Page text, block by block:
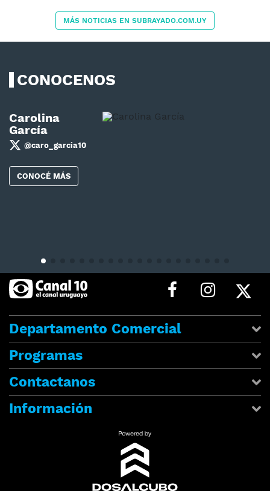
MÁS NOTICIAS EN SUBRAYADO.COM.UY
CONOCENOS
Carolina
García
@caro_garcia10
CONOCÉ MÁS
Departamento Comercial
Programas
Contactanos
Información